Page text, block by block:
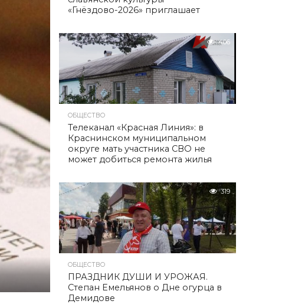
«Гнёздово-2026» приглашает
406
ОБЩЕСТВО
Телеканал «Красная Линия»: в
Краснинском муниципальном
округе мать участника СВО не
может добиться ремонта жилья
319
ОБЩЕСТВО
ПРАЗДНИК ДУШИ И УРОЖАЯ.
Степан Емельянов о Дне огурца в
Демидове